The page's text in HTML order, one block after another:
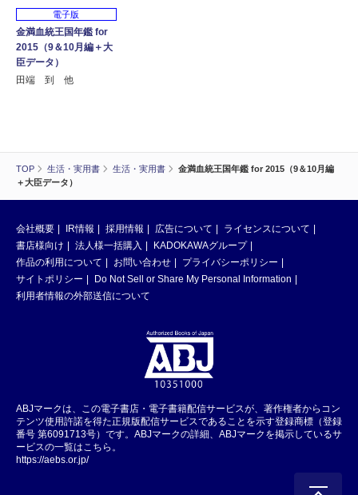
TOP 生活・実用書 生活・実用書
金満血統王国年鑑 for 2015（9＆10月編
＋大臣データ）
電子版
金満血統王国年鑑 for
2015（9＆10月編＋大
臣データ）
田端 到 他
会社概要 IR情報 採用情報 広告について
ライセンスについて
書店様向け
法人様一括購入
KADOKAWAグループ
作品の利用について
お問い合わせ
プライバシーポリシー
サイトポリシー
Do Not Sell or Share My Personal Information
利用者情報の外部送信について
ABJマークは、この電子書店・電子書籍配信サービスが、著作権者からコン
テンツ使用許諾を得た正規版配信サービスであることを示す登録商標（登録
番号 第6091713号）です。ABJマークの詳細、ABJマークを掲示しているサ
ービスの一覧はこちら。
https://aebs.or.jp/